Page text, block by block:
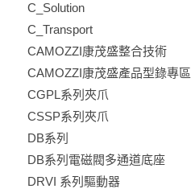
C_Solution
C_Transport
CAMOZZI康茂盛整合技術
CAMOZZI康茂盛產品型錄專區
CGPL系列夾爪
CSSP系列夾爪
DB系列
DB系列電磁閥多通道底座
DRVI 系列驅動器